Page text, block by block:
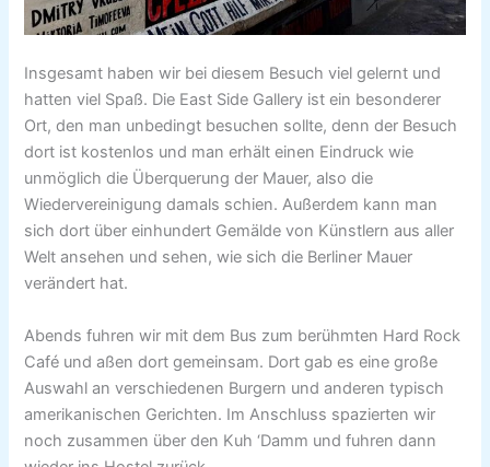
Insgesamt haben wir bei diesem Besuch viel gelernt und
hatten viel Spaß. Die East Side Gallery ist ein besonderer
Ort, den man unbedingt besuchen sollte, denn der Besuch
dort ist kostenlos und man erhält einen Eindruck wie
unmöglich die Überquerung der Mauer, also die
Wiedervereinigung damals schien. Außerdem kann man
sich dort über einhundert Gemälde von Künstlern aus aller
Welt ansehen und sehen, wie sich die Berliner Mauer
verändert hat.
Abends fuhren wir mit dem Bus zum berühmten Hard Rock
Café und aßen dort gemeinsam. Dort gab es eine große
Auswahl an verschiedenen Burgern und anderen typisch
amerikanischen Gerichten. Im Anschluss spazierten wir
noch zusammen über den Kuh ‘Damm und fuhren dann